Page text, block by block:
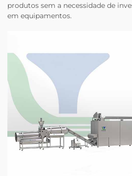
produtos sem a necessidade de
em equipamentos.